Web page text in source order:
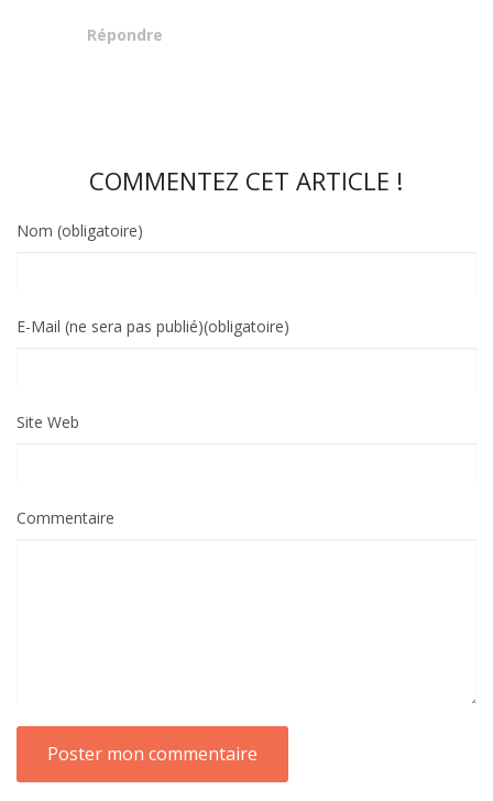
Répondre
COMMENTEZ CET ARTICLE !
Nom (obligatoire)
E-Mail (ne sera pas publié)(obligatoire)
Site Web
Commentaire